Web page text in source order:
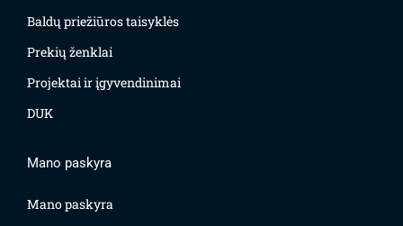
Baldų priežiūros taisyklės
Prekių ženklai
Projektai ir įgyvendinimai
DUK
Mano paskyra
Mano paskyra